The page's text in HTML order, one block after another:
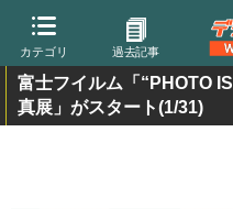
カテゴリ 過去記事
富士フイルム「“PHOTO
真展」がスタート(1/31)